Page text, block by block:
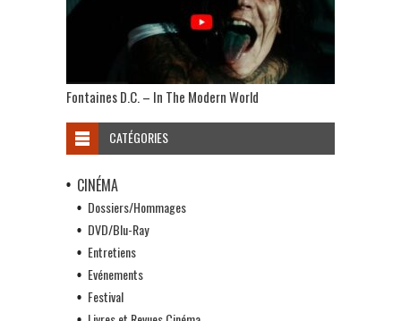
Fontaines D.C. – In The Modern World
CATÉGORIES
CINÉMA
Dossiers/Hommages
DVD/Blu-Ray
Entretiens
Evénements
Festival